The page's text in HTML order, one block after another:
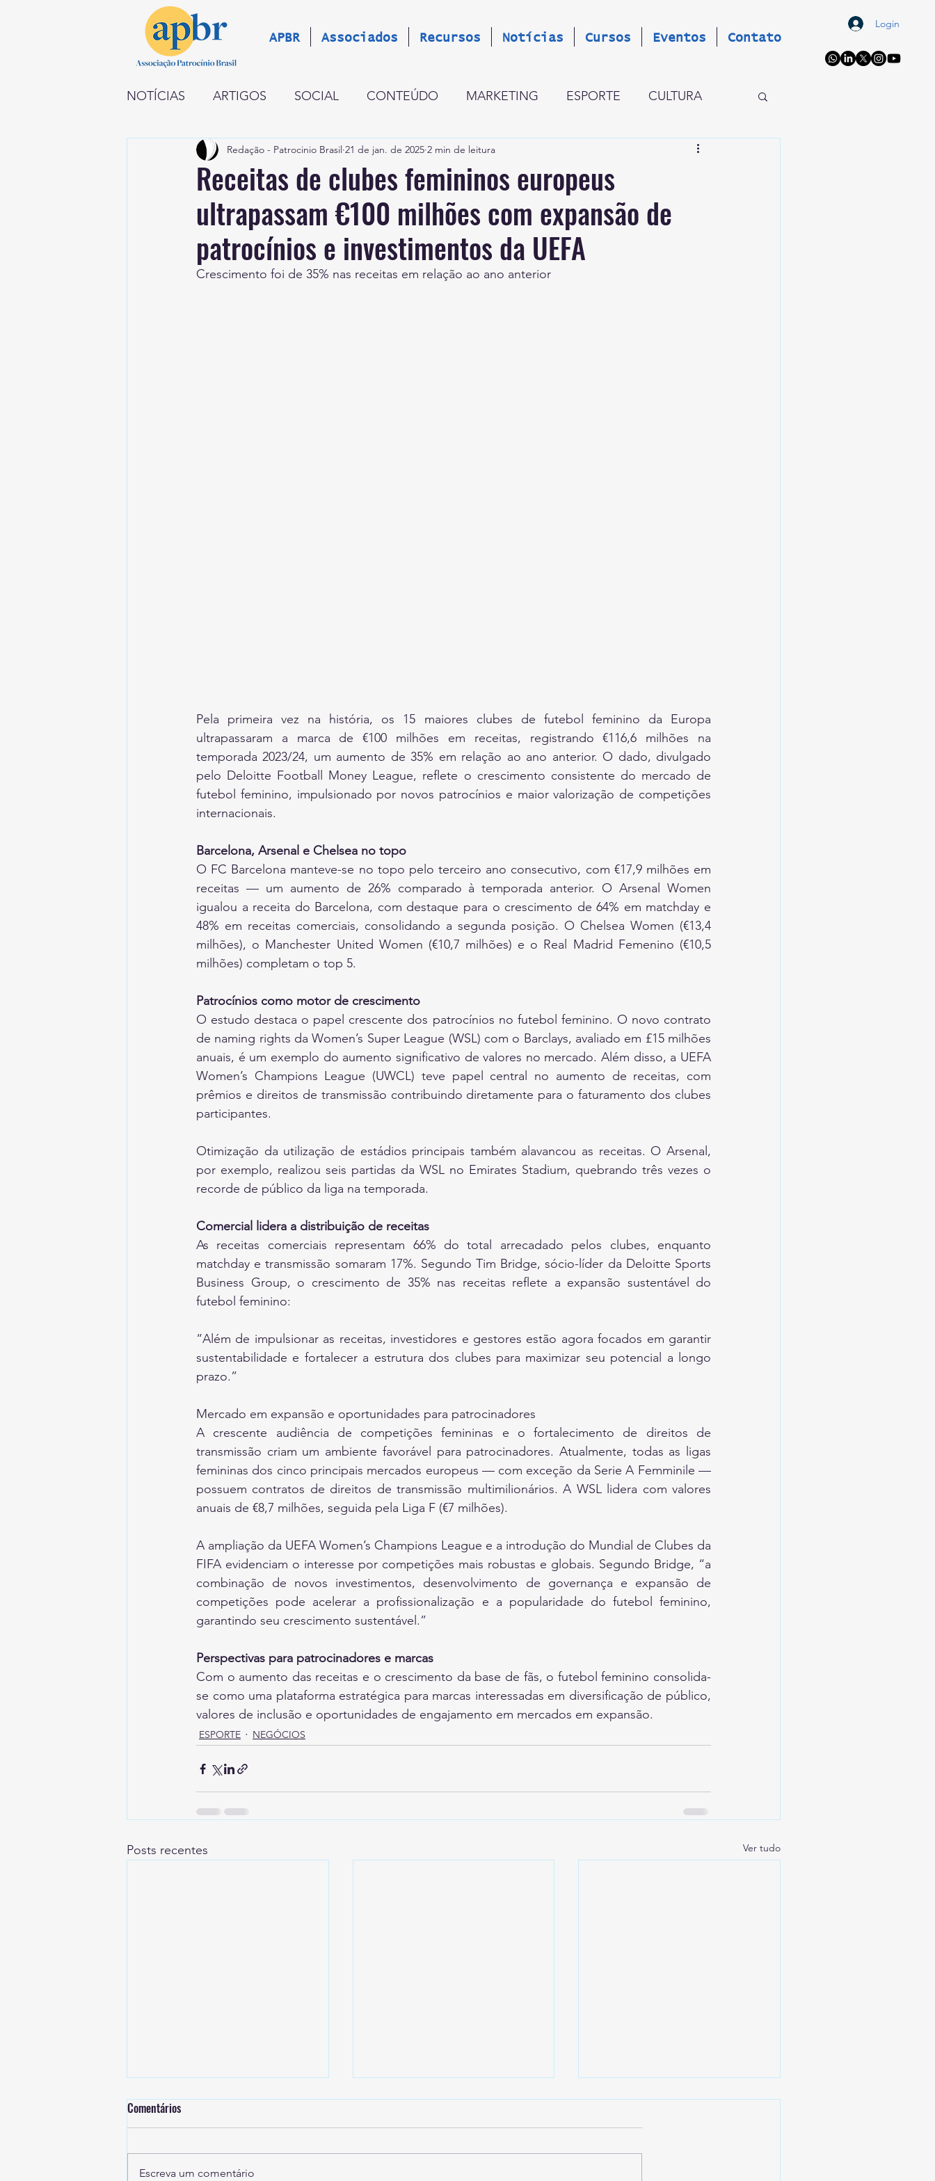
APBR Associados Recursos Notícias Cursos Eventos Contato
Login
NOTÍCIAS ARTIGOS SOCIAL CONTEÚDO MARKETING ESPORTE CULTURA
NEGÓCIOS RADAR GESTÃO CINCO PERGUNTAS EVENTOS
INSTITUCIONAL PATROCÍNIO GLOBAL ESTRATÉGIA OPINIÃO RAIO X
Receitas de clubes femininos europeus
ultrapassam €100 milhões com expansão de
patrocínios e investimentos da UEFA
Redação - Patrocinio Brasil 21 de jan. de 2025 2 min de leitura
Crescimento foi de 35% nas receitas em relação ao ano anterior
Pela primeira vez na história, os 15 maiores clubes de futebol feminino da Europa
ultrapassaram a marca de €100 milhões em receitas, registrando €116,6 milhões na
temporada 2023/24, um aumento de 35% em relação ao ano anterior. O dado, divulgado
pelo Deloitte Football Money League, reflete o crescimento consistente do mercado de
futebol feminino, impulsionado por novos patrocínios e maior valorização de competições
internacionais.
Barcelona, Arsenal e Chelsea no topo
O FC Barcelona manteve-se no topo pelo terceiro ano consecutivo, com €17,9 milhões em
receitas — um aumento de 26% comparado à temporada anterior. O Arsenal Women
igualou a receita do Barcelona, com destaque para o crescimento de 64% em matchday e
48% em receitas comerciais, consolidando a segunda posição. O Chelsea Women (€13,4
milhões), o Manchester United Women (€10,7 milhões) e o Real Madrid Femenino (€10,5
milhões) completam o top 5.
Patrocínios como motor de crescimento
O estudo destaca o papel crescente dos patrocínios no futebol feminino. O novo contrato
de naming rights da Women’s Super League (WSL) com o Barclays, avaliado em £15 milhões
anuais, é um exemplo do aumento significativo de valores no mercado. Além disso, a UEFA
Women’s Champions League (UWCL) teve papel central no aumento de receitas, com
prêmios e direitos de transmissão contribuindo diretamente para o faturamento dos clubes
participantes.
Otimização da utilização de estádios principais também alavancou as receitas. O Arsenal,
por exemplo, realizou seis partidas da WSL no Emirates Stadium, quebrando três vezes o
recorde de público da liga na temporada.
Comercial lidera a distribuição de receitas
As receitas comerciais representam 66% do total arrecadado pelos clubes, enquanto
matchday e transmissão somaram 17%. Segundo Tim Bridge, sócio-líder da Deloitte Sports
Business Group, o crescimento de 35% nas receitas reflete a expansão sustentável do
futebol feminino:
“Além de impulsionar as receitas, investidores e gestores estão agora focados em garantir
sustentabilidade e fortalecer a estrutura dos clubes para maximizar seu potencial a longo
prazo.”
Mercado em expansão e oportunidades para patrocinadores
A crescente audiência de competições femininas e o fortalecimento de direitos de
transmissão criam um ambiente favorável para patrocinadores. Atualmente, todas as ligas
femininas dos cinco principais mercados europeus — com exceção da Serie A Femminile —
possuem contratos de direitos de transmissão multimilionários. A WSL lidera com valores
anuais de €8,7 milhões, seguida pela Liga F (€7 milhões).
A ampliação da UEFA Women’s Champions League e a introdução do Mundial de Clubes da
FIFA evidenciam o interesse por competições mais robustas e globais. Segundo Bridge, “a
combinação de novos investimentos, desenvolvimento de governança e expansão de
competições pode acelerar a profissionalização e a popularidade do futebol feminino,
garantindo seu crescimento sustentável.”
Perspectivas para patrocinadores e marcas
Com o aumento das receitas e o crescimento da base de fãs, o futebol feminino consolida-
se como uma plataforma estratégica para marcas interessadas em diversificação de público,
valores de inclusão e oportunidades de engajamento em mercados em expansão.
ESPORTE NEGÓCIOS
Posts recentes Ver tudo
Comentários
Escreva um comentário